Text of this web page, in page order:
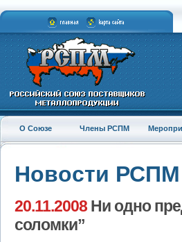
О Союзе Члены РСПМ
Новости
20.11.2008 Ни одно
соломки”